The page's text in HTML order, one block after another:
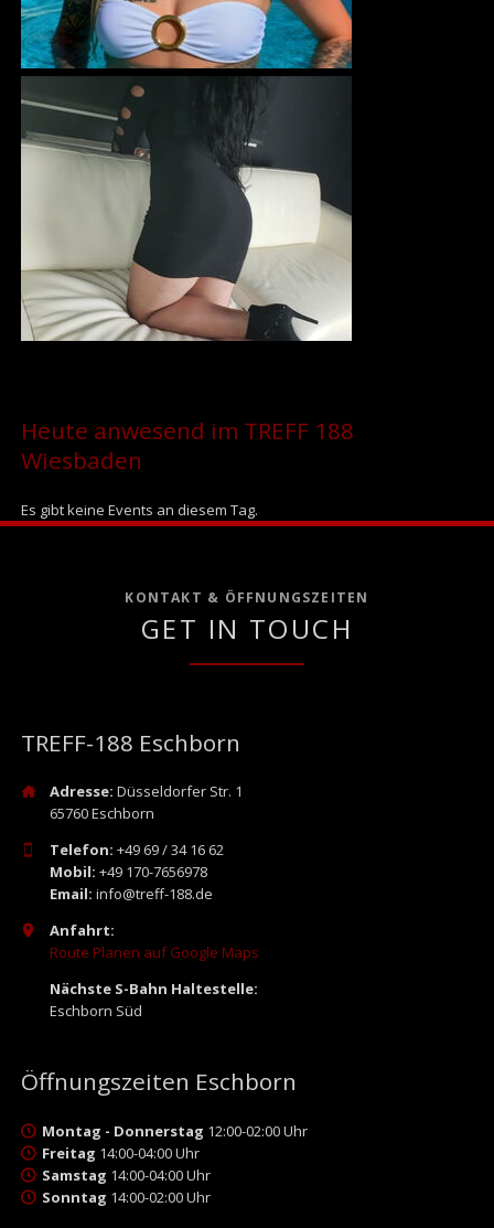
Heute anwesend im TREFF 188
Wiesbaden
Es gibt keine Events an diesem Tag.
KONTAKT & ÖFFNUNGSZEITEN
GET IN TOUCH
TREFF-188 Eschborn
Adresse: Düsseldorfer Str. 1
65760 Eschborn
Telefon: +49 69 / 34 16 62
Mobil: +49 170-7656978
Email: info@treff-188.de
Anfahrt:
Route Planen auf Google Maps
Nächste S-Bahn Haltestelle:
Eschborn Süd
Öffnungszeiten Eschborn
Montag - Donnerstag 12:00-02:00 Uhr
Freitag 14:00-04:00 Uhr
Samstag 14:00-04:00 Uhr
Sonntag 14:00-02:00 Uhr